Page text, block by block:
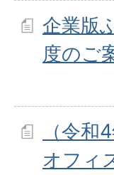
企業版
度のご
（令和
オフィ